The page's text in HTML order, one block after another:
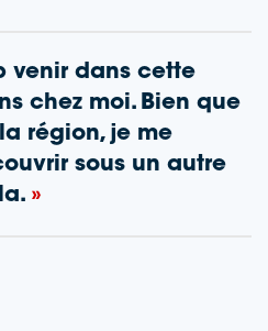
venir dans cette
chez moi. Bien que
région, je me
sous un autre